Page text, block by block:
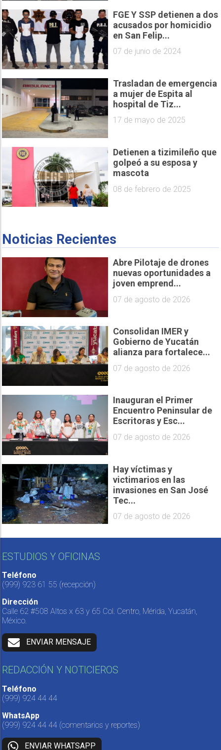
FGE Y SSP detienen a dos
acusados por homicidio
en San Felip...
07 de junio de 2024
Trasladan de emergencia
a mujer de Espita al
hospital de Tiz...
17 de mayo de 2025
Detienen a tizimileño que
golpeó a su esposa y
mascota
08 de febrero de 2025
Noticias Recientes
Abre Pilotaje de drones
nuevas oportunidades a
joven emprend...
07 de agosto de 2026
Consolidan IMER y
Gobierno de Yucatán
alianza para fortalece...
07 de agosto de 2026
Inauguran el Primer
Encuentro Peninsular de
Escritoras y Esc...
07 de agosto de 2026
Hay víctimas y
victimarios en las
invasiones en San José
Tec...
07 de agosto de 2026
ESTUDIOS Y OFICINAS
Teléfono
(999) 923 61 55 (recepción)
Dirección
Calle 62 #508 Altos x 63 y 65 Col. Centro, Mérida, Yucatán,
México.
ENVIAR MENSAJE
REDACCIÓN Y NOTICIEROS
Teléfono
(999) 924 44 44
WhatsApp
(999) 924 44 44 (comentarios y reportes)
ENVIAR WHATSAPP